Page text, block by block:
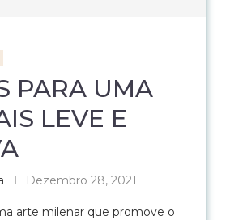
PARA UMA
LEVE E
Dezembro 28, 2021
arte milenar que promove o